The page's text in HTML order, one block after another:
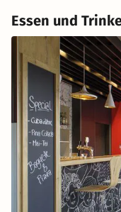
Essen und